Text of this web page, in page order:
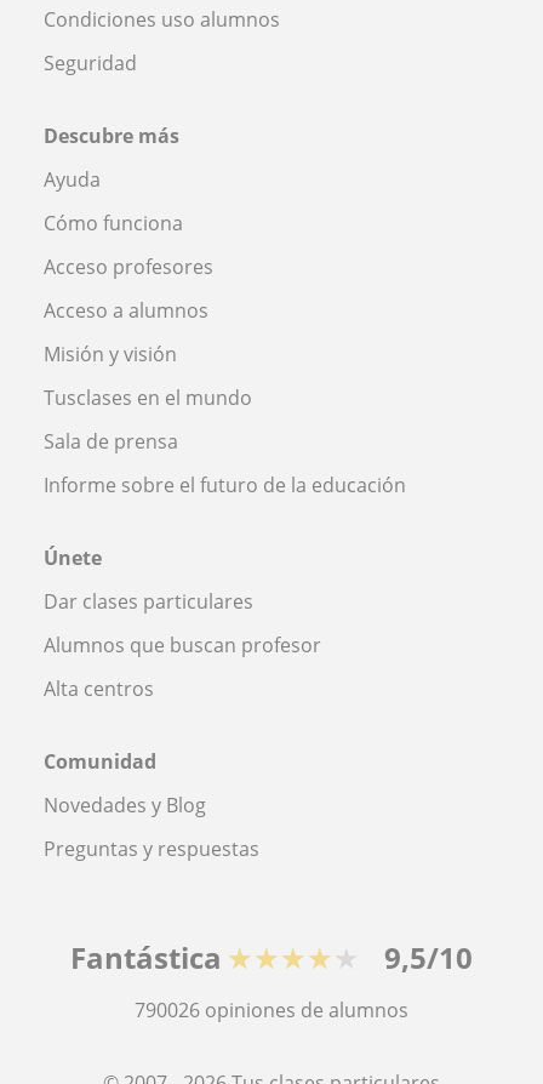
Condiciones uso alumnos
Seguridad
Descubre más
Ayuda
Cómo funciona
Acceso profesores
Acceso a alumnos
Misión y visión
Tusclases en el mundo
Sala de prensa
Informe sobre el futuro de la educación
Únete
Dar clases particulares
Alumnos que buscan profesor
Alta centros
Comunidad
Novedades y Blog
Preguntas y respuestas
Fantástica ★★★★★ 9,5/10
790026 opiniones de alumnos